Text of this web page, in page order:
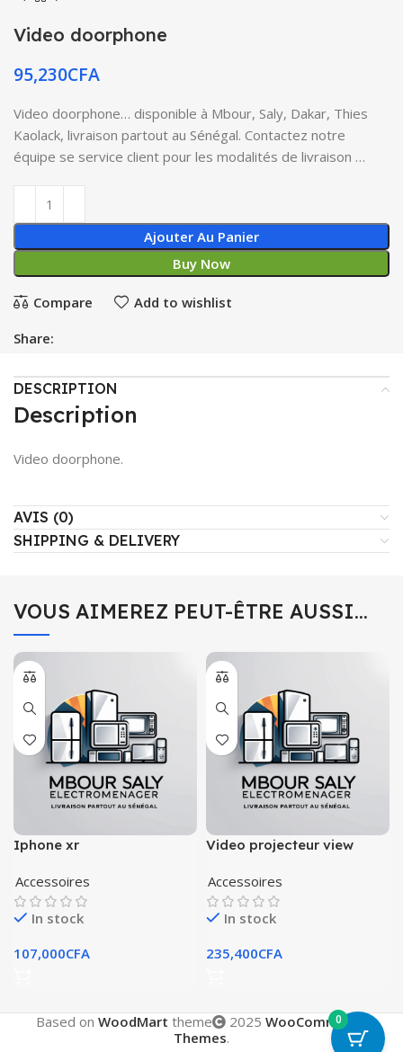
Video doorphone
95,230CFA
Video doorphone… disponible à Mbour, Saly, Dakar, Thies
Kaolack, livraison partout au Sénégal. Contactez notre
équipe se service client pour les modalités de livraison …
Ajouter Au Panier
Buy Now
Compare Add to wishlist
Share:
DESCRIPTION
Description
Video doorphone.
AVIS (0)
SHIPPING & DELIVERY
VOUS AIMEREZ PEUT-ÊTRE AUSSI…
Iphone xr
Accessoires
In stock
107,000CFA
Video projecteur view
Accessoires
In stock
235,400CFA
Based on WoodMart theme 2025 WooCommerce
Themes.
0